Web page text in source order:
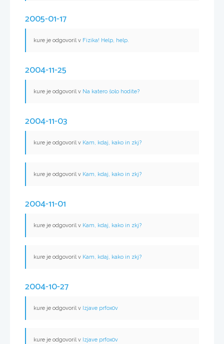
2005-01-17
kure je odgovoril v Fizika! Help, help.
2004-11-25
kure je odgovoril v Na katero šolo hodite?
2004-11-03
kure je odgovoril v Kam, kdaj, kako in zkj?
kure je odgovoril v Kam, kdaj, kako in zkj?
2004-11-01
kure je odgovoril v Kam, kdaj, kako in zkj?
kure je odgovoril v Kam, kdaj, kako in zkj?
2004-10-27
kure je odgovoril v Izjave prfox0v
kure je odgovoril v Izjave prfox0v